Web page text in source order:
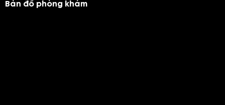
Bản đồ phòng khám